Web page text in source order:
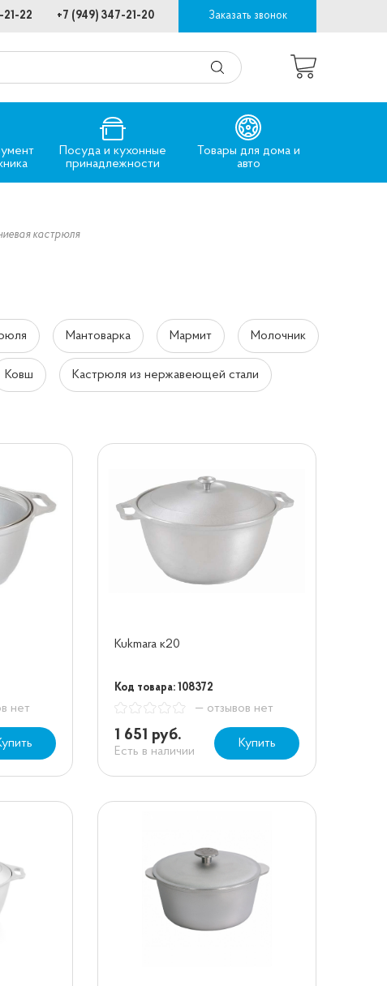
Заказать звонок
+7 (949) 347-21-20
21-22
Посуда и кухонные
принадлежности
Товары для дома и
авто
кастрюля
Мантоварка Мармит Молочник
Ковш Кастрюля из нержавеющей стали
нет
Kukmara к20
Код товара: 108372
— отзывов нет
1 651 руб.
Есть в наличии
Купить